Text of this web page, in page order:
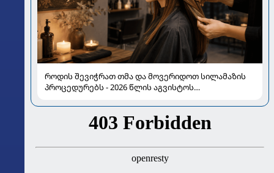
როდის შევიჭრათ თმა და მოვერიდოთ სილამაზის
პროცედურებს - 2026 წლის აგვისტოს